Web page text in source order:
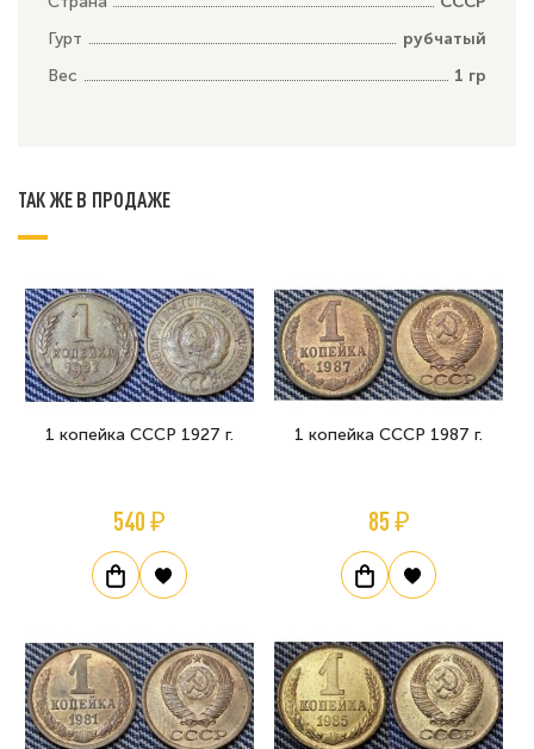
Гурт
рубчатый
Вес
1 гр
ТАК ЖЕ В ПРОДАЖЕ
1 копейка СССР 1927 г.
540 ₽
1 копейка СССР 1987 г.
85 ₽